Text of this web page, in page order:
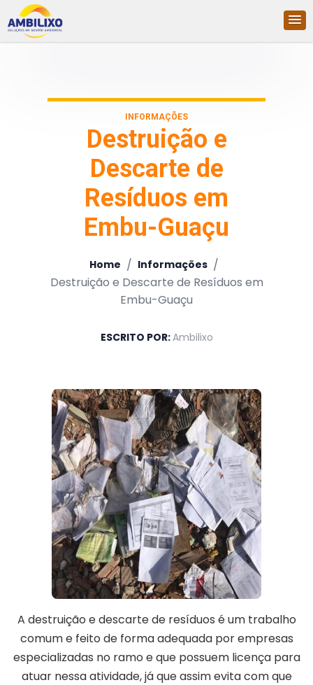
INFORMAÇÕES
Destruição e
Descarte de
Resíduos em
Embu-Guaçu
Home / Informações /
Destruição e Descarte de Resíduos em
Embu-Guaçu
ESCRITO POR:Ambilixo
A destruição e descarte de resíduos é um trabalho
comum e feito de forma adequada por empresas
especializadas no ramo e que possuem licença para
atuar nessa atividade, já que assim evita com que